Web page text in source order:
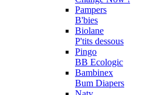
Pampers
B'bies
Biolane
P'tits dessous
Pingo
BB Ecologic
Bambinex
Bum Diapers